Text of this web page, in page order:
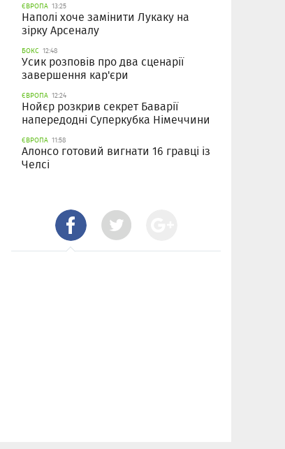
ЄВРОПА 13:25
Наполі хоче замінити Лукаку на
зірку Арсеналу
БОКС 12:48
Усик розповів про два сценарії
завершення кар'єри
ЄВРОПА 12:24
Нойєр розкрив секрет Баварії
напередодні Суперкубка Німеччини
ЄВРОПА 11:58
Алонсо готовий вигнати 16 гравці із
Челсі